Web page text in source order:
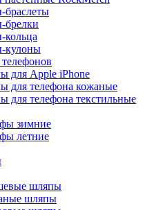
браслеты
брелки
кольца
кулоны
для Apple iPhone
для телефона кожаные
для телефона текстильные
зимние
летние
шляпы
шляпы